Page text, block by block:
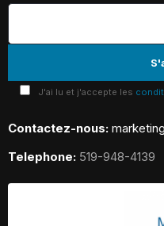
J'ai lu et j'accepte les
Contactez-nous:
Telephone: 519-948-4139